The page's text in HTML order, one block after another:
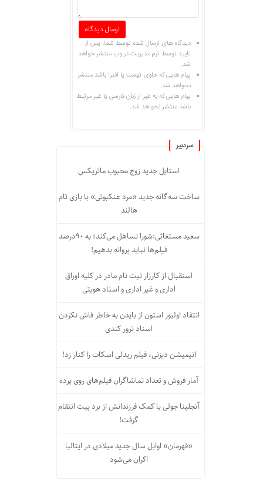
دیدگاه های ارسال شده توسط شما، پس از
تایید توسط تیم مدیریت در وب منتشر خواهد
شد.
پیام هایی که حاوی تهمت یا افترا باشد منتشر
نخواهد شد.
پیام هایی که به غیر از زبان فارسی یا غیر مرتبط
باشد منتشر نخواهد شد.
سردبیر
استایل جدید زوج محبوب ماتریکس
ساخت سه‌گانه جدید «مرد عنکبوتی» با بازی تام
هالند
سعید مستغاثی:شورا تساهل می‌کند؛ به ۹۰درصد
فیلم‌ها نباید پروانه بدهیم!
استقبال از کارزار ثبت نام مادر در کلیه اوراق
اداری و غیر اداری و اسناد هویتی
انتقاد اولیور استون از بایدن به خاطر فاش نکردن
اسناد ترور کندی
انیمیشن دیزنی، فیلم ریدلی اسکات را کنار زد!
آمار فروش و تعداد تماشاگران فیلم‌های روی پرده
آنجلینا جولی با کمک فرزندانش از برد پیت انتقام
گرفت!
«قهرمان» اوایل سال جدید میلادی در ایتالیا
اکران می‌شود